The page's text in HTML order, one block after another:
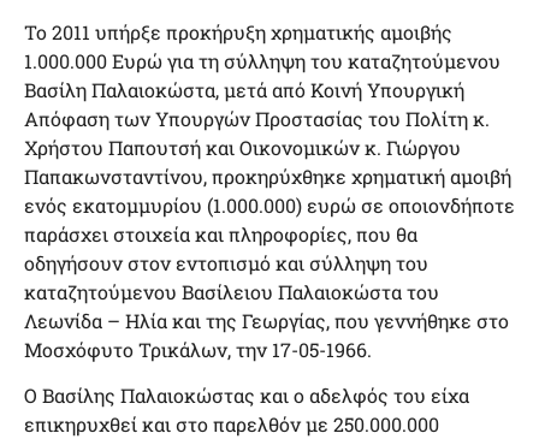
Το 2011 υπήρξε προκήρυξη χρηματικής αμοιβής
1.000.000 Ευρώ για τη σύλληψη του καταζητούμενου
Βασίλη Παλαιοκώστα, μετά από Κοινή Υπουργική
Απόφαση των Υπουργών Προστασίας του Πολίτη κ.
Χρήστου Παπουτσή και Οικονομικών κ. Γιώργου
Παπακωνσταντίνου, προκηρύχθηκε χρηματική αμοιβή
ενός εκατομμυρίου (1.000.000) ευρώ σε οποιονδήποτε
παράσχει στοιχεία και πληροφορίες, που θα
οδηγήσουν στον εντοπισμό και σύλληψη του
καταζητούμενου Βασίλειου Παλαιοκώστα του
Λεωνίδα – Ηλία και της Γεωργίας, που γεννήθηκε στο
Μοσχόφυτο Τρικάλων, την 17-05-1966.
Ο Βασίλης Παλαιοκώστας και ο αδελφός του είχα
επικηρυχθεί και στο παρελθόν με 250.000.000